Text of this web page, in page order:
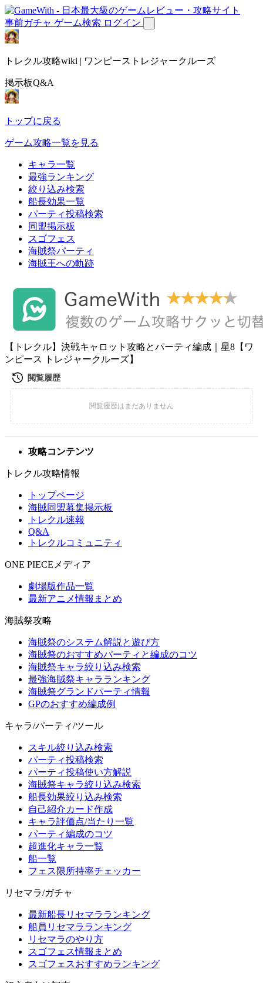
事前ガチャ ゲーム検索 ログイン
トレクル攻略wiki | ワンピーストレジャークルーズ
掲示板Q&A
トップに戻る
ゲーム攻略一覧を見る
キャラ一覧
最強ランキング
絞り込み検索
船長効果一覧
パーティ投稿検索
同盟掲示板
スゴフェス
海賊祭パーティ
海賊王への軌跡
【トレクル】決戦キャロット攻略とパーティ編成｜星8【ワ
ンピース トレジャークルーズ】
攻略コンテンツ
トレクル攻略情報
トップページ
海賊同盟募集掲示板
トレクル速報
Q&A
トレクルコミュニティ
ONE PIECEメディア
劇場版作品一覧
最新アニメ情報まとめ
海賊祭攻略
海賊祭のシステム解説と遊び方
海賊祭のおすすめパーティと編成のコツ
海賊祭キャラ絞り込み検索
最強海賊祭キャラランキング
海賊祭グランドパーティ情報
GPのおすすめ編成例
キャラ/パーティ/ツール
スキル絞り込み検索
パーティ投稿検索
パーティ投稿使い方解説
海賊祭キャラ絞り込み検索
船長効果絞り込み検索
自己紹介カード作成
キャラ評価点/当たり一覧
パーティ編成のコツ
超進化キャラ一覧
船一覧
フェス限所持率チェッカー
リセマラ/ガチャ
最新船長リセマラランキング
船員リセマラランキング
リセマラのやり方
スゴフェス情報まとめ
スゴフェスおすすめランキング